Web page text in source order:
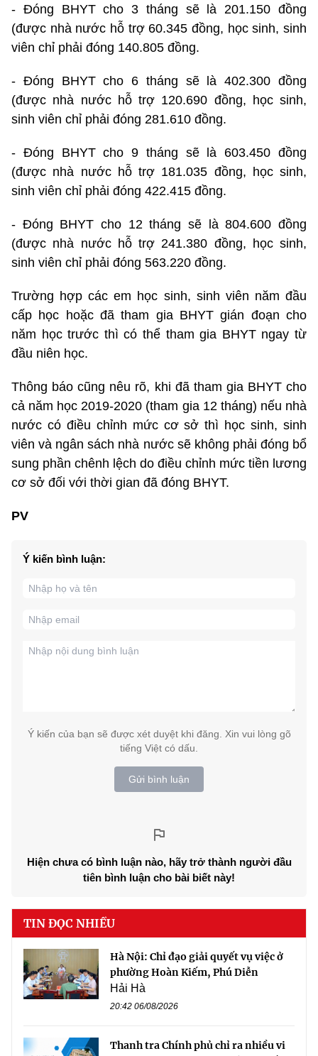
- Đóng BHYT cho 3 tháng sẽ là 201.150 đồng
(được nhà nước hỗ trợ 60.345 đồng, học sinh, sinh
viên chỉ phải đóng 140.805 đồng.
- Đóng BHYT cho 6 tháng sẽ là 402.300 đồng
(được nhà nước hỗ trợ 120.690 đồng, học sinh,
sinh viên chỉ phải đóng 281.610 đồng.
- Đóng BHYT cho 9 tháng sẽ là 603.450 đồng
(được nhà nước hỗ trợ 181.035 đồng, học sinh,
sinh viên chỉ phải đóng 422.415 đồng.
- Đóng BHYT cho 12 tháng sẽ là 804.600 đồng
(được nhà nước hỗ trợ 241.380 đồng, học sinh,
sinh viên chỉ phải đóng 563.220 đồng.
Trường hợp các em học sinh, sinh viên năm đầu
cấp học hoặc đã tham gia BHYT gián đoạn cho
năm học trước thì có thể tham gia BHYT ngay từ
đầu niên học.
Thông báo cũng nêu rõ, khi đã tham gia BHYT cho
cả năm học 2019-2020 (tham gia 12 tháng) nếu nhà
nước có điều chỉnh mức cơ sở thì học sinh, sinh
viên và ngân sách nhà nước sẽ không phải đóng bổ
sung phần chênh lệch do điều chỉnh mức tiền lương
cơ sở đối với thời gian đã đóng BHYT.
PV
Ý kiến bình luận:
Ý kiến của bạn sẽ được xét duyệt khi đăng. Xin vui lòng gõ
tiếng Việt có dấu.
Gửi bình luận
Hiện chưa có bình luận nào, hãy trở thành người đầu
tiên bình luận cho bài biết này!
TIN ĐỌC NHIỀU
Hà Nội: Chỉ đạo giải quyết vụ việc ở
phường Hoàn Kiếm, Phú Diễn
Hải Hà
20:42 06/08/2026
Thanh tra Chính phủ chỉ ra nhiều vi